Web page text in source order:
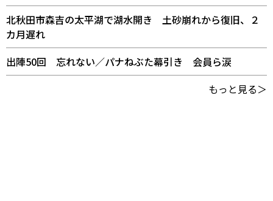
北秋田市森吉の太平湖で湖水開き 土砂崩れから復旧、２
カ月遅れ
出陣50回 忘れない／パナねぶた幕引き 会員ら涙
もっと見る＞